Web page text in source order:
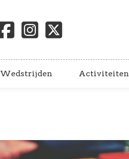
Wedstrijden Activiteiten